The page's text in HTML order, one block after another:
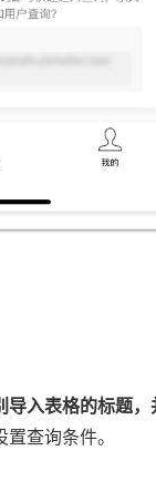
导入表格的标题
查询条件。